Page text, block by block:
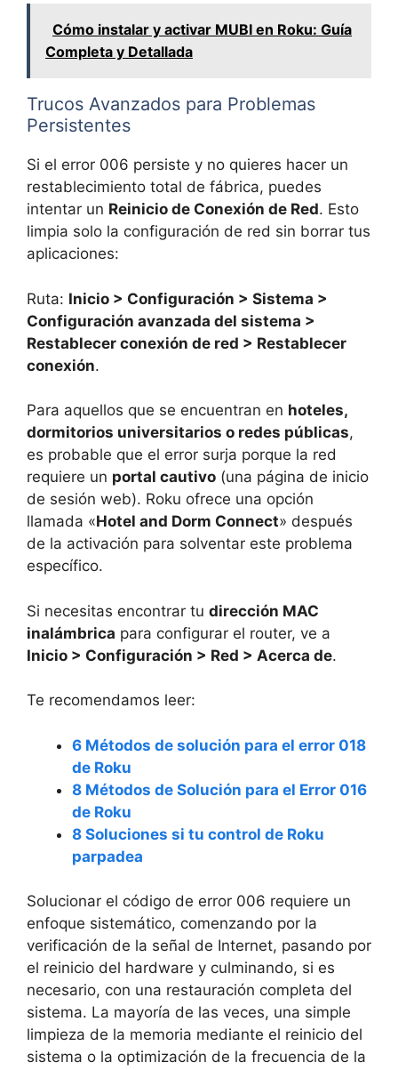
Cómo instalar y activar MUBI en Roku: Guía
Completa y Detallada
Trucos Avanzados para Problemas
Persistentes
Si el error 006 persiste y no quieres hacer un
restablecimiento total de fábrica, puedes
intentar un Reinicio de Conexión de Red. Esto
limpia solo la configuración de red sin borrar tus
aplicaciones:
Ruta: Inicio > Configuración > Sistema >
Configuración avanzada del sistema >
Restablecer conexión de red > Restablecer
conexión.
Para aquellos que se encuentran en hoteles,
dormitorios universitarios o redes públicas,
es probable que el error surja porque la red
requiere un portal cautivo (una página de inicio
de sesión web). Roku ofrece una opción
llamada «Hotel and Dorm Connect» después
de la activación para solventar este problema
específico.
Si necesitas encontrar tu dirección MAC
inalámbrica para configurar el router, ve a
Inicio > Configuración > Red > Acerca de.
Te recomendamos leer:
6 Métodos de solución para el error 018
de Roku
8 Métodos de Solución para el Error 016
de Roku
8 Soluciones si tu control de Roku
parpadea
Solucionar el código de error 006 requiere un
enfoque sistemático, comenzando por la
verificación de la señal de Internet, pasando por
el reinicio del hardware y culminando, si es
necesario, con una restauración completa del
sistema. La mayoría de las veces, una simple
limpieza de la memoria mediante el reinicio del
sistema o la optimización de la frecuencia de la